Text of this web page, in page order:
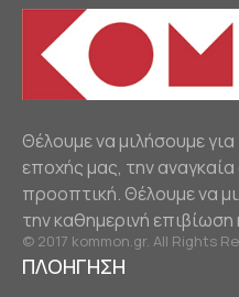
Θέλουμε να μιλήσουμε
εποχής μας, την
προοπτική. Θέλουμε να
την καθημερινή επιβίωση
© 2017 kommon.gr. All Rights
ΠΛΟΗΓΗΣΗ